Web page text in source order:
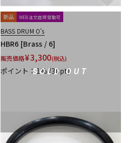
SOLD OUT
新品 WEB注文店頭受取可
BASS DRUM O's
HBR6 [Brass / 6]
販売価格¥3,300(税込)
ポイント：1%(30pt)